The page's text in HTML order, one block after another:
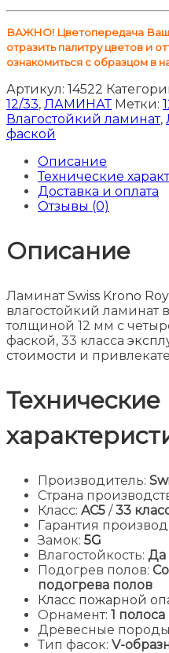
ВАЖНО! Цветопередача
отразить палитру цветов и
ознакомиться с образцом в
Артикул: 14522
12/33, ЛАМИНАТ Метки:
Влагостойкий ламинат,
фаской
Описание
Технические
Доставка и оплата
Отзывы (0)
Описание
ЛаминатSwiss Krono
влагостойкий ламинат
толщиной 12 мм с
фаской, 33 класса
стоимости и
Технические
Производитель:
Страна
Класс: AC5 /33
Гарантия
Замок: 5G
Влагостойкость: Да
Подогрев полов:
подогрева полов
Класс пожарной
Орнамент: 1 полоса
Древесные
Тип фасок: V-